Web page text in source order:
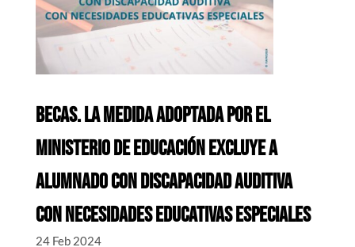
BECAS. LA MEDIDA ADOPTADA POR EL
MINISTERIO DE EDUCACIÓN EXCLUYE A
ALUMNADO CON DISCAPACIDAD AUDITIVA
CON NECESIDADES EDUCATIVAS ESPECIALES
24 Feb 2024